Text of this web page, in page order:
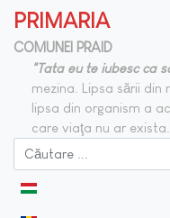
PRIMARIA
COMUNEI PRAID
"Tata eu te iubesc ca
mezina. Lipsa sării
lipsa din organism a
care viaţa nu ar exista.